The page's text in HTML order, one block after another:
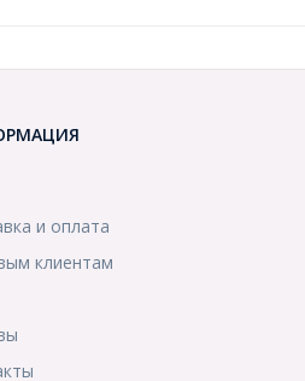
и оплата
клиентам